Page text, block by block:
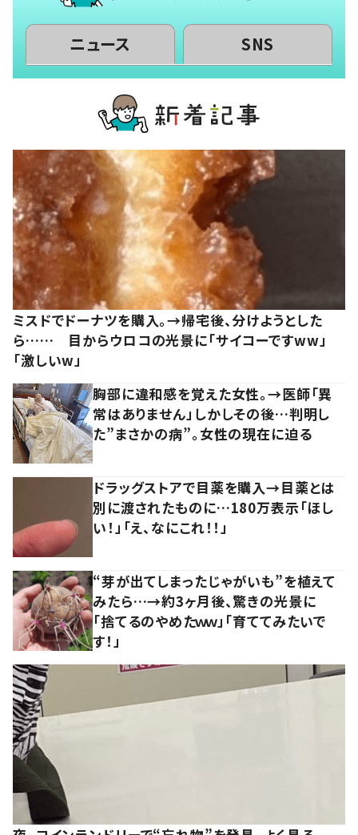
ニュース SNS
ミスドでドーナツを購入。→帰宅後、分けようとした
ら…… 目からウロコの光景に「サイコーですww」
「激しいw」
胸部に違和感を覚えた女性。→医師「異
常はありません」しかしその後…判明し
た”まさかの病”。女性の現在に迫る
ドラッグストアで目薬を購入→目薬とは
別に渡されたものに…180万表示「ほし
い！」「え、なにこれ！！」
“芽が出てしまったじゃがいも”を植えて
みたら…→約3ヶ月後、驚きの光景に
「捨てるのやめたｗｗ」「育ててみたいで
す！」